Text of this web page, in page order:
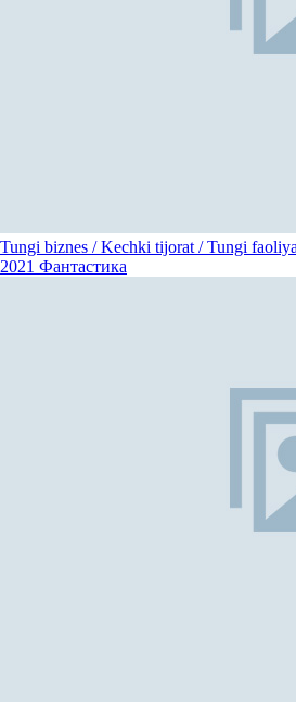
Tungi biznes / Kechki tijorat / Tungi
2021 Фантастика